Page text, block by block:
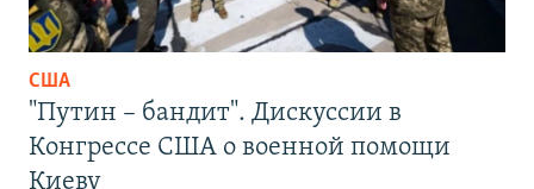
США
"Путин – бандит". Дискуссии в
Конгрессе США о военной помощи
Киеву